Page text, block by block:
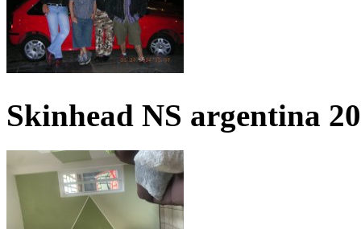
Skinhead NS argentina